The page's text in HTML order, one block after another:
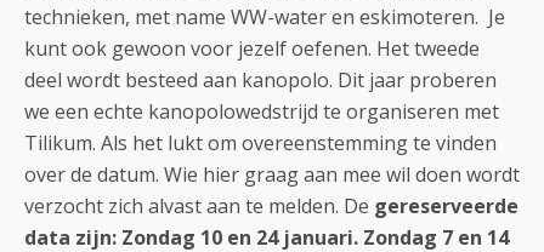
technieken, met name WW-water en eskimoteren. Je
kunt ook gewoon voor jezelf oefenen. Het tweede
deel wordt besteed aan kanopolo. Dit jaar proberen
we een echte kanopolowedstrijd te organiseren met
Tilikum. Als het lukt om overeenstemming te vinden
over de datum. Wie hier graag aan mee wil doen wordt
verzocht zich alvast aan te melden. De gereserveerde
data zijn: Zondag 10 en 24 januari. Zondag 7 en 14